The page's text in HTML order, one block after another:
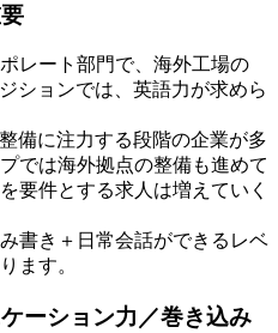
レート部門で、海外工場の
ションでは、英語力が求めら
備に注力する段階の企業が多
では海外拠点の整備も進めて
要件とする求人は増えていく
書き＋日常会話ができるレベ
ます。
ーション力／巻き込み